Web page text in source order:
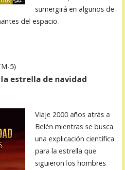
sumergirá en algunos de
del espacio.
5)
estrella de navidad​
Viaje 2000 años atrás a
Belén mientras se busca
una explicación científica
para la estrella que
siguieron los hombres